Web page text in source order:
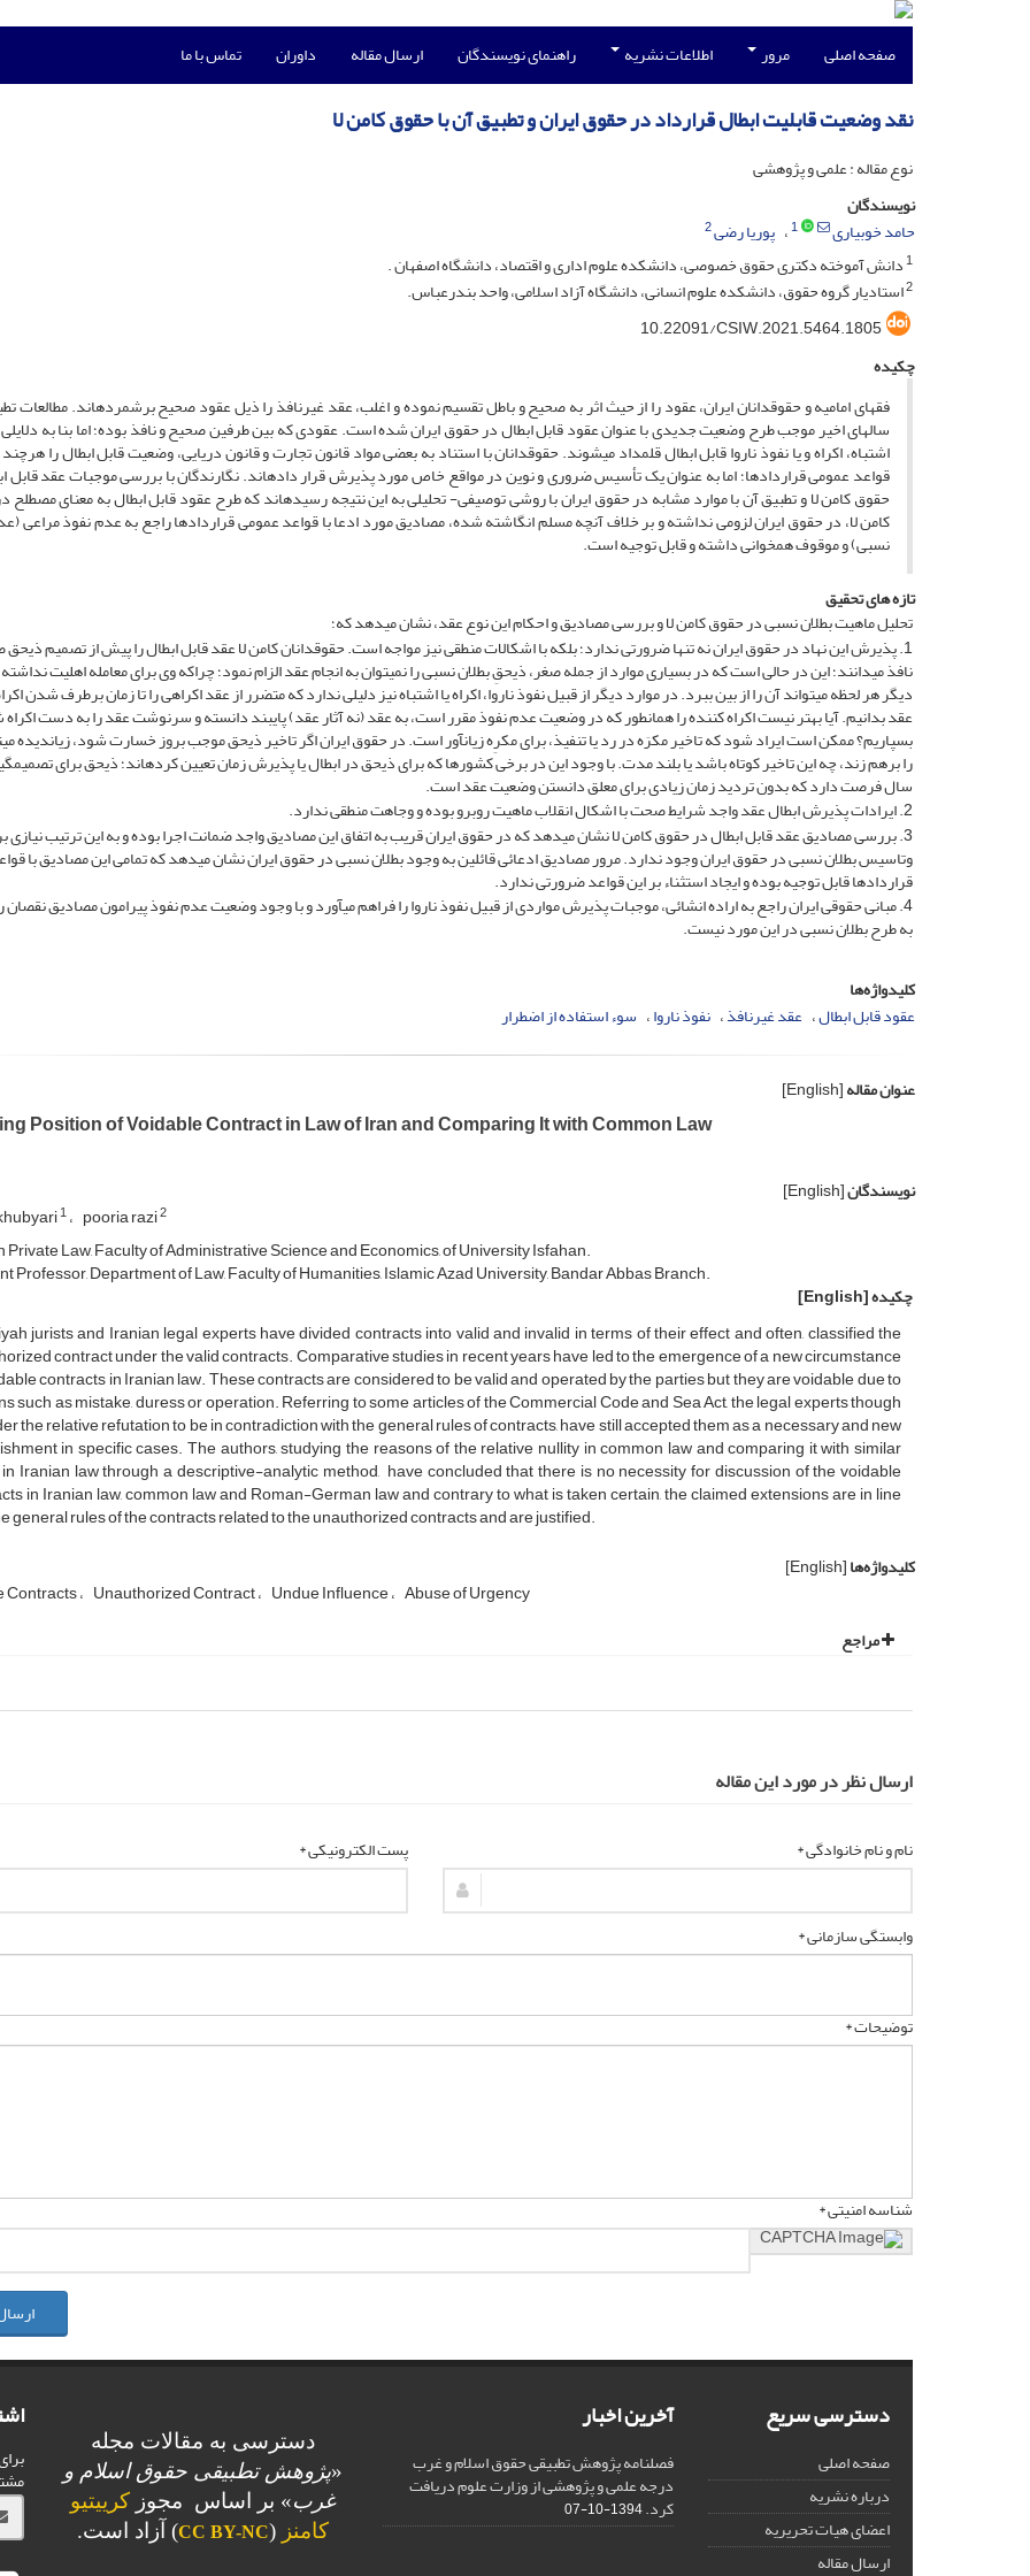
صفحه اصلی مرور اطلاعات نشریه راهنمای نویسندگان ارسال مقاله داوران تماس با ما
نقد وضعیت قابلیت ابطال قرارداد در حقوق ایران و تطبیق آن با حقوق کامن لا
نوع مقاله : علمی و پژوهشی
نویسندگان
حامد خوبیاری
1 پوریا رضی2
1دانش آموخته دکتری حقوق خصوصی، دانشکده علوم اداری و اقتصاد، دانشگاه اصفهان .
2استادیار گروه حقوق، دانشکده علوم انسانی، دانشگاه آزاد اسلامی، واحد بندرعباس.
10.22091/CSIW.2021.5464.1805
چکیده
فقهای امامیه و حقوقدانان ایران، عقود را از حیث اثر به صحیح و باطل تقسیم نموده و اغلب، عقد غیرنافذ را ذیل عقود صحیح برشمرده­اند. مطالعات
سال­های اخیر موجب طرح وضعیت جدیدی با عنوان عقود قابل ابطال در حقوق ایران شده است. عقودی که بین طرفین صحیح و نافذ بوده؛ اما بنا به دلایلی
اشتباه، اکراه و یا نفوذ ناروا قابل ابطال قلمداد می­شوند. حقوقدانان با استناد به بعضی مواد قانون تجارت و قانون دریایی، وضعیت قابل ابطال را هرچند
قواعد عمومی قراردادها؛ اما به عنوان یک تأسیس ضروری و نوین در مواقع خاص مورد پذیرش قرار داده­اند. نگارندگان با بررسی موجبات عقد قابل
حقوق کامن لا و تطبیق آن با موارد مشابه در حقوق ایران با روشی توصیفی- تحلیلی به این نتیجه رسیده­اند که طرح عقود قابل ابطال به معنای مصطلح
کامن لا، در حقوق ایران لزومی نداشته و بر خلاف آنچه مسلم انگاشته شده، مصادیق مورد ادعا با قواعد عمومی قراردادها راجع به عدم نفوذ مراعی
نسبی) و موقوف همخوانی داشته و قابل توجیه است.
تازه های تحقیق
تحلیل ماهیت بطلان نسبی در حقوق کامن لا و بررسی مصادیق و احکام این نوع عقد، نشان می­دهد که؛
1. پذیرش این نهاد در حقوق ایران نه تنها ضرورتی ندارد؛ بلکه با اشکالات منطقی نیز مواجه است. حقوقدانان کامن لا عقد قابل ابطال را پیش از تصمیم
نافذ می­دانند؛ این در حالی است که در بسیاری موارد از جمله صغر، ذی­حقِ بطلان نسبی را نمی­توان به انجام عقد الزام نمود؛ چراکه وی برای معامله اهلیت
دیگر هر لحظه می­تواند آن را از بین ببرد. در موارد دیگر از قبیل نفوذ ناروا، اکراه یا اشتباه نیز دلیلی ندارد که متضرر از عقد اکراهی را تا زمان برطرف شدن
عقد بدانیم. آیا بهتر نیست اکراه کننده را همانطور که در وضعیت عدم نفوذ مقرر است، به عقد (نه آثار عقد) پایبند دانسته و سرنوشت عقد را به دست
بسپاریم؟ ممکن است ایراد شود که تاخیر مکرَه در رد یا تنفیذ، برای مکرِه زیان­آور است. در حقوق ایران اگر تاخیر ذی­حق موجب بروز خسارت شود، زیان­دیده
را برهم زند، چه این تاخیر کوتاه باشد یا بلند مدت. با وجود این در برخی کشورها که برای ذی­حق در ابطال یا پذیرش زمان تعیین کرده­اند؛ ذی­حق برای
سال فرصت دارد که بدون تردید زمان زیادی برای معلق دانستن وضعیت عقد است.
2. ایرادات پذیرش ابطال عقد واجد شرایط صحت با اشکال انقلاب ماهیت روبرو بوده و وجاهت منطقی ندارد.
3. بررسی مصادیق عقد قابل ابطال در حقوق کامن لا نشان می­دهد که در حقوق ایران قریب به اتفاق این مصادیق واجد ضمانت اجرا بوده و به این ترتیب نیازی
وتاسیس بطلان نسبی در حقوق ایران وجود ندارد. مرور مصادیق ادعائی قائلین به وجود بطلان نسبی در حقوق ایران نشان می­دهد که تمامی این مصادیق با
قراردادها قابل توجیه بوده و ایجاد استثناء بر این قواعد ضرورتی ندارد.
4. مبانی حقوقی ایران راجع به اراده انشائی، موجبات پذیرش مواردی از قبیل نفوذ ناروا را فراهم می­آورد و با وجود وضعیت عدم نفوذ پیرامون مصادیق نقصان
به طرح بطلان نسبی در این مورد نیست.
کلیدواژه‌ها
عقود قابل ابطال عقد غیرنافذ نفوذ ناروا سوء استفاده از اضطرار
عنوان مقاله[English]
Position of Voidable Contract in Law of Iran and Comparing It with Common Law
نویسندگان[English]
1 pooria razi2
Private Law, Faculty of Administrative Science and Economics, of University Isfahan.
Professor, Department of Law, Faculty of Humanities, Islamic Azad University, Bandar Abbas Branch.
چکیده[English]
jurists and Iranian legal experts have divided contracts into valid and invalid in terms of their effect and often, classified the
contract under the valid contracts. Comparative studies in recent years have led to the emergence of a new circumstance
contracts in Iranian law. These contracts are considered to be valid and operated by the parties but they are voidable due to
such as mistake, duress or operation. Referring to some articles of the Commercial Code and Sea Act, the legal experts though
the relative refutation to be in contradiction with the general rules of contracts, have still accepted them as a necessary and new
in specific cases. The authors, studying the reasons of the relative nullity in common law and comparing it with similar
Iranian law through a descriptive-analytic method, have concluded that there is no necessity for discussion of the voidable
in Iranian law, common law and Roman-German law and contrary to what is taken certain, the claimed extensions are in line
general rules of the contracts related to the unauthorized contracts and are justified.
کلیدواژه‌ها[English]
Contracts Unauthorized Contract Undue Influence Abuse of Urgency
مراجع
ارسال نظر در مورد این مقاله
نام و نام خانوادگی * پست الکترونیکی *
وابستگی سازمانی *
توضیحات *
شناسه امنیتی *
دسترسی سریع
صفحه اصلی
درباره نشریه
اعضای هیات تحریریه
ارسال مقاله
آخرین اخبار
فصلنامه پژوهش تطبیقی حقوق اسلام و غرب
درجه علمی و پژوهشی از وزارت علوم دریافت
کرد.1394-10-07
دسترسی به مقالات مجله
«پژوهش تطبیقی حقوق اسلام و
غرب» بر اساس مجوز کرییتیو
کامنز (
CC BY-NC) آزاد است.